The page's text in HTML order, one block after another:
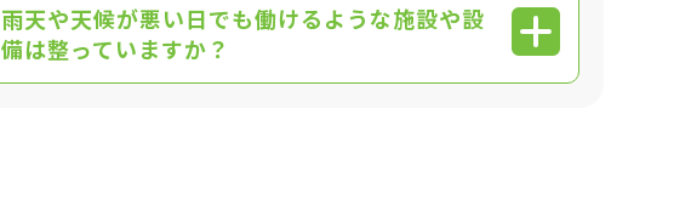
雨天や天候が悪い日でも働けるような施設や設
備は整っていますか？